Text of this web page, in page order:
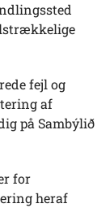
fejl og
af
på Sambýlið
for
heraf